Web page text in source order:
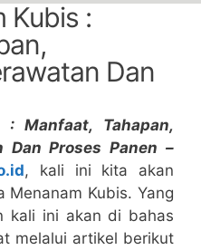
Kubis :
Dan
: Manfaat, Tahapan,
Dan Proses Panen –
, kali ini kita akan
Menanam Kubis. Yang
kali ini akan di bahas
melalui artikel berikut